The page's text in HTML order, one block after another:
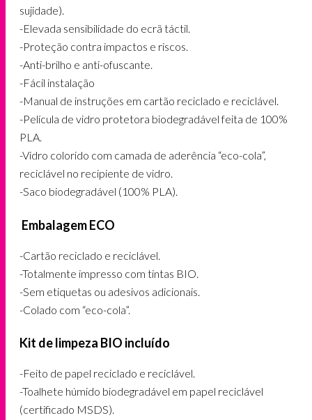
sujidade).
-Elevada sensibilidade do ecrã táctil.
-Proteção contra impactos e riscos.
-Anti-brilho e anti-ofuscante.
-Fácil instalação
-Manual de instruções em cartão reciclado e reciclável.
-Película de vidro protetora biodegradável feita de 100%
PLA.
-Vidro colorido com camada de aderência “eco-cola”,
reciclável no recipiente de vidro.
-Saco biodegradável (100% PLA).
Embalagem ECO
-Cartão reciclado e reciclável.
-Totalmente impresso com tintas BIO.
-Sem etiquetas ou adesivos adicionais.
-Colado com “eco-cola”.
Kit de limpeza BIO incluído
-Feito de papel reciclado e reciclável.
-Toalhete húmido biodegradável em papel reciclável
(certificado MSDS).